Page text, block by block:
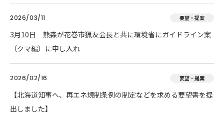
2026/03/11 要望・提案
3月10日 熊森が花巻市猟友会長と共に環境省にガイドライン案
（クマ編）に申し入れ
2026/02/16 要望・提案
【北海道知事へ、再エネ規制条例の制定などを求める要望書を提
出しました】